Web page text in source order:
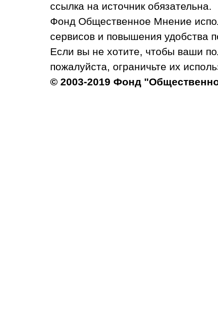
ссылка на источник обязательна.
Фонд Общественное Мнение
сервисов и повышения удобства
Если вы не хотите, чтобы ваши
пожалуйста, ограничьте их
© 2003-2019 Фонд